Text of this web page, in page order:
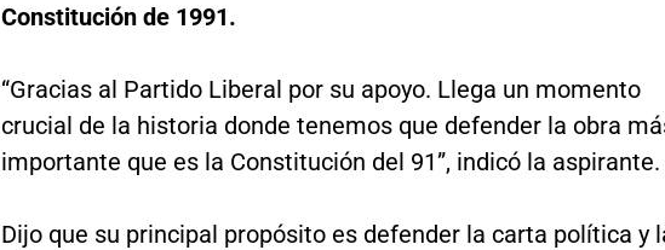
Constitución de 1991.
“Gracias al Partido Liberal por su apoyo. Llega un momento
crucial de la historia donde tenemos que defender la obra
importante que es la Constitución del 91”, indicó la aspirante.
Dijo que su principal propósito es defender la carta política y